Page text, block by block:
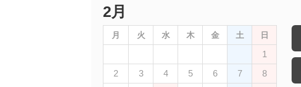
2月
月 火 水 木 金 土 日
1
2
3 4 5 6 7
8